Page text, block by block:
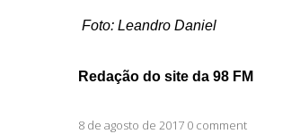
Foto: Leandro Daniel
Redação do site da 98 FM
8 de agosto de 2017 0 comment